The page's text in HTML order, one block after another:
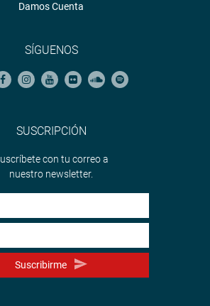
Damos Cuenta
SÍGUENOS
SUSCRIPCIÓN
con tu correo a
nuestro newsletter.
Suscribirme